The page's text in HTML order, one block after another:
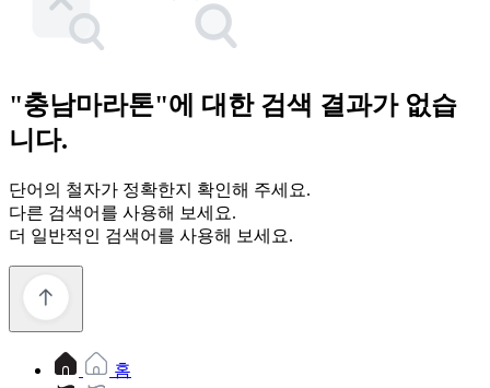
"충남마라톤"에 대한 검색 결과가 없습
니다.
단어의 철자가 정확한지 확인해 주세요.
다른 검색어를 사용해 보세요.
더 일반적인 검색어를 사용해 보세요.
홈